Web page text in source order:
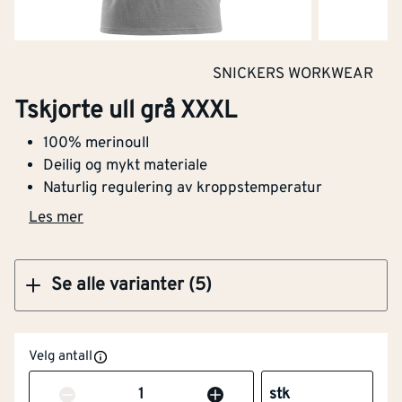
SNICKERS WORKWEAR
Tskjorte ull grå XXXL
100% merinoull
Deilig og mykt materiale
Naturlig regulering av kroppstemperatur
Les mer
Se alle varianter (5)
Kjøp
Kjøp
Velg antall
Antall stk
Flammehemmende
versjon
Høy synlighet
(signalfarger)
Barnemodell Nei
Varslingsbeskyttelse i
henhold til EN ISO 20471